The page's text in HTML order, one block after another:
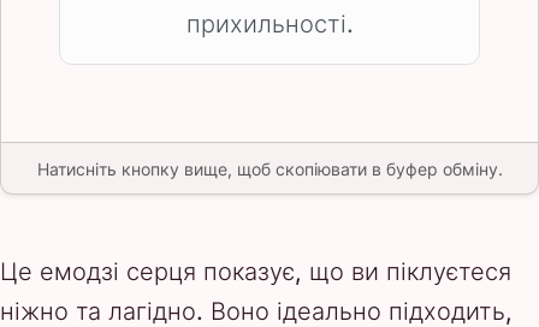
прихильності.
Натисніть кнопку вище, щоб скопіювати в буфер обміну.
Це емодзі серця показує, що ви піклуєтеся
ніжно та лагідно. Воно ідеально підходить,